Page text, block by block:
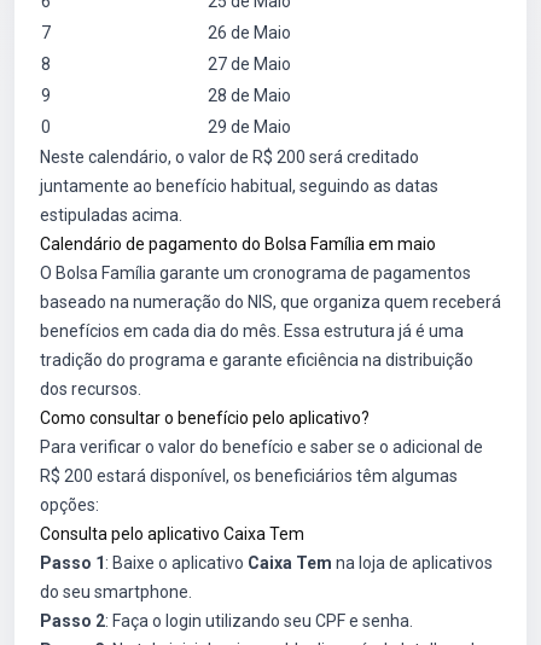
7
26 de Maio
8
27 de Maio
9
28 de Maio
0
29 de Maio
Neste calendário, o valor de R$ 200 será creditado
juntamente ao benefício habitual, seguindo as datas
estipuladas acima.
Calendário de pagamento do Bolsa Família em maio
O Bolsa Família garante um cronograma de pagamentos
baseado na numeração do NIS, que organiza quem receberá
benefícios em cada dia do mês. Essa estrutura já é uma
tradição do programa e garante eficiência na distribuição
dos recursos.
Como consultar o benefício pelo aplicativo?
Para verificar o valor do benefício e saber se o adicional de
R$ 200 estará disponível, os beneficiários têm algumas
opções:
Consulta pelo aplicativo Caixa Tem
Passo 1 : Baixe o aplicativo Caixa Tem na loja de aplicativos
do seu smartphone.
Passo 2: Faça o login utilizando seu CPF e senha.